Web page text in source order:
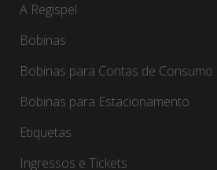
A Regispel
Bobinas
Bobinas para Contas de Consumo
Bobinas para Estacionamento
Etiquetas
Ingressos e Tickets